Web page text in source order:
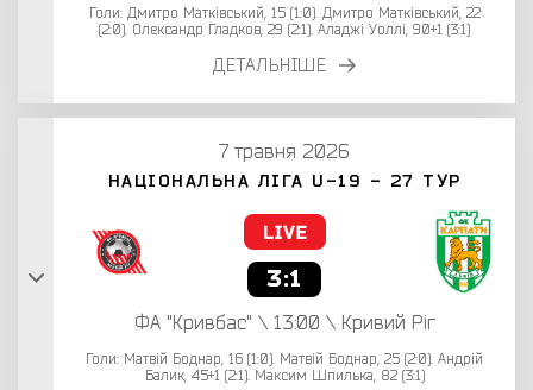
Голи: Дмитро Матківський, 15 (1:0). Дмитро Матківський, 22
(2:0). Олександр Гладков, 29 (2:1). Аладжі Уоллі, 90+1 (3:1)
ДЕТАЛЬНІШЕ
7 травня 2026
НАЦІОНАЛЬНА ЛІГА U-19 - 27 ТУР
3:1
ФА "Кривбас" \ 13:00 \ Кривий Ріг
Голи: Матвій Боднар, 16 (1:0). Матвій Боднар, 25 (2:0). Андрій
Балик, 45+1 (2:1). Максим Шпилька, 82 (3:1)